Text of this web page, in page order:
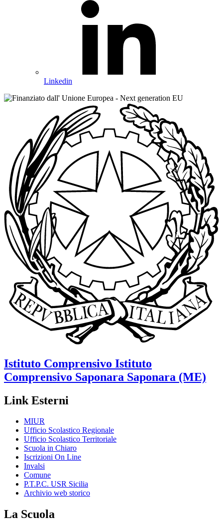
Linkedin
Istituto Comprensivo Istituto
Comprensivo Saponara Saponara (ME)
Link Esterni
MIUR
Ufficio Scolastico Regionale
Ufficio Scolastico Territoriale
Scuola in Chiaro
Iscrizioni On Line
Invalsi
Comune
P.T.P.C. USR Sicilia
Archivio web storico
La Scuola